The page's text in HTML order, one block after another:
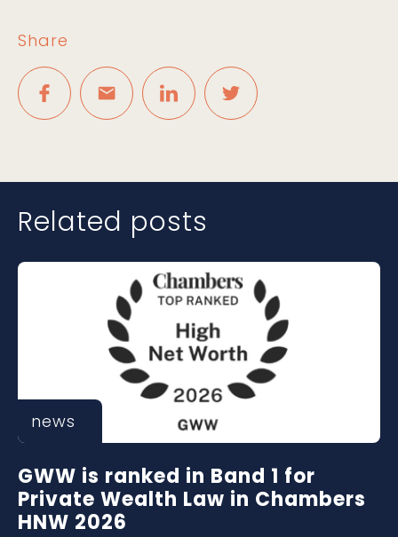
Share
Related posts
news
GWW is ranked in Band 1 for
Private Wealth Law in Chambers
HNW 2026